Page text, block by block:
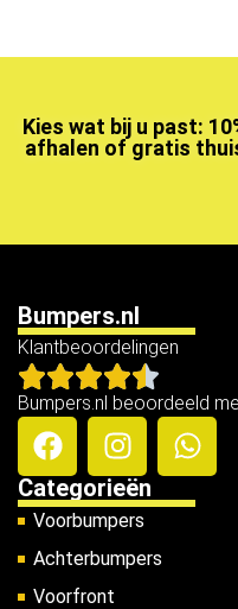
Kies wat bij u past:
afhalen of gratis
Bumpers.nl
Klantbeoordelingen
Bumpers.nl beoordeeld
Categorieën
Voorbumpers
Achterbumpers
Voorfront